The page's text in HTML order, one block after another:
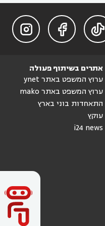



אתרים בשיתוף פעולה
ערוץ המשפט באתר ynet
ערוץ המשפט באתר mako
התאחדות בוני בארץ
עוקץ
i24 news